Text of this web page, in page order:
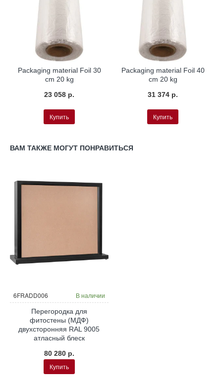
Packaging material Foil 30
cm 20 kg
23 058 р.
Купить
Packaging material Foil 40
cm 20 kg
31 374 р.
Купить
ВАМ ТАКЖЕ МОГУТ ПОНРАВИТЬСЯ
6FRADD006 В наличии
Перегородка для
фитостены (МДФ)
двухсторонняя RAL 9005
атласный блеск
80 280 р.
Купить